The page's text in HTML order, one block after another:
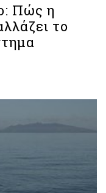
Πώς η
το